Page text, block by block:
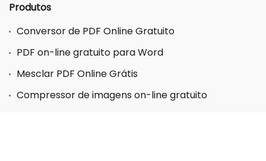
Produtos
Conversor de PDF Online Gratuito
PDF on-line gratuito para Word
Mesclar PDF Online Grátis
Compressor de imagens on-line gratuito